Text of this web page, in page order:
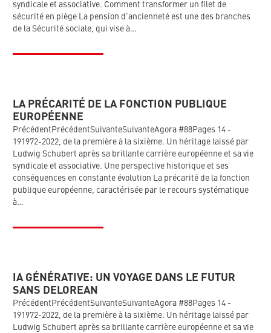
syndicale et associative. Comment transformer un filet de
sécurité en piège La pension d’ancienneté est une des branches
de la Sécurité sociale, qui vise à…
LA PRÉCARITÉ DE LA FONCTION PUBLIQUE
EUROPÉENNE
PrécédentPrécédentSuivanteSuivanteAgora #88Pages 14 -
191972-2022, de la première à la sixième. Un héritage laissé par
Ludwig Schubert après sa brillante carrière européenne et sa vie
syndicale et associative. Une perspective historique et ses
conséquences en constante évolution La précarité de la fonction
publique européenne, caractérisée par le recours systématique
à…
IA GÉNÉRATIVE: UN VOYAGE DANS LE FUTUR
SANS DELOREAN
PrécédentPrécédentSuivanteSuivanteAgora #88Pages 14 -
191972-2022, de la première à la sixième. Un héritage laissé par
Ludwig Schubert après sa brillante carrière européenne et sa vie